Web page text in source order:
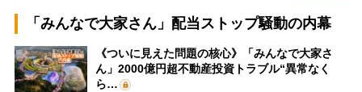
「みんなで大家さん」配当ストップ騒動の内幕
《ついに見えた問題の核心》「みんなで大家さ
ん」2000億円超不動産投資トラブル“異常なく
ら…